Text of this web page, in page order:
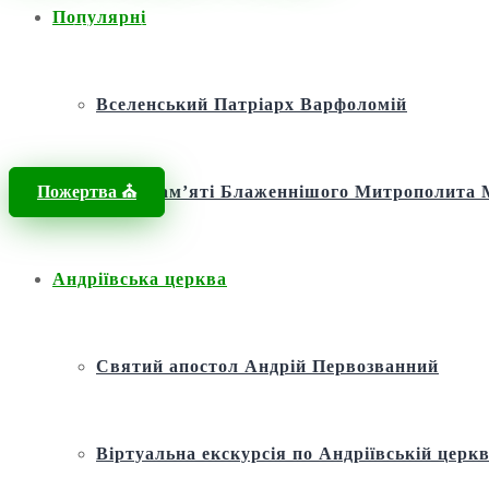
Популярні
Вселенський Патріарх Варфоломій
Фонд пам’яті Блаженнішого
Андріївська церква
Святий апостол Андрій Первозванний
Віртуальна екскурсія по Андріївській
Пожертва ⛪️
Головна / Новини /